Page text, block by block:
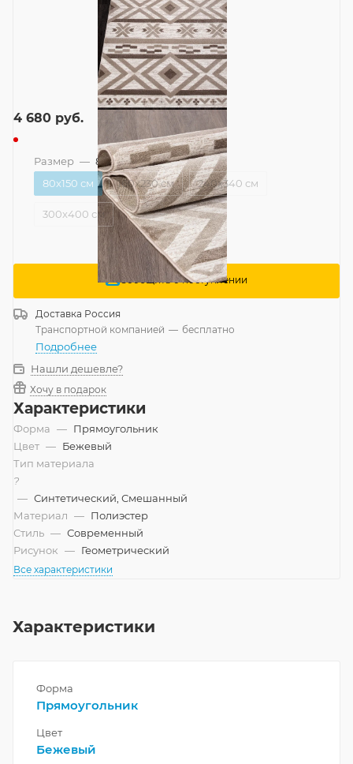
4 680 руб.
Размер — 80x150 см
80x150 см
160x230 см 240x340 см
300x400 см
Сообщить о поступлении
Доставка Россия
Транспортной компанией — бесплатно
Подробнее
Нашли дешевле?
Хочу в подарок
Характеристики
Форма — Прямоугольник
Цвет — Бежевый
Тип материала
?
— Синтетический, Смешанный
Материал — Полиэстер
Стиль — Современный
Рисунок — Геометрический
Все характеристики
Характеристики
Форма
Прямоугольник
Цвет
Бежевый